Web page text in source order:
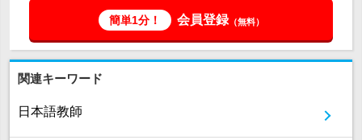
簡単1分！ 会員登録（無料）
関連キーワード
日本語教師